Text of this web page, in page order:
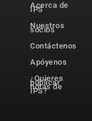
Acerca de
IPS
Nuestros
socios
Contáctenos
Apóyenos
¿Quieres
publicar
notas de
IPS?